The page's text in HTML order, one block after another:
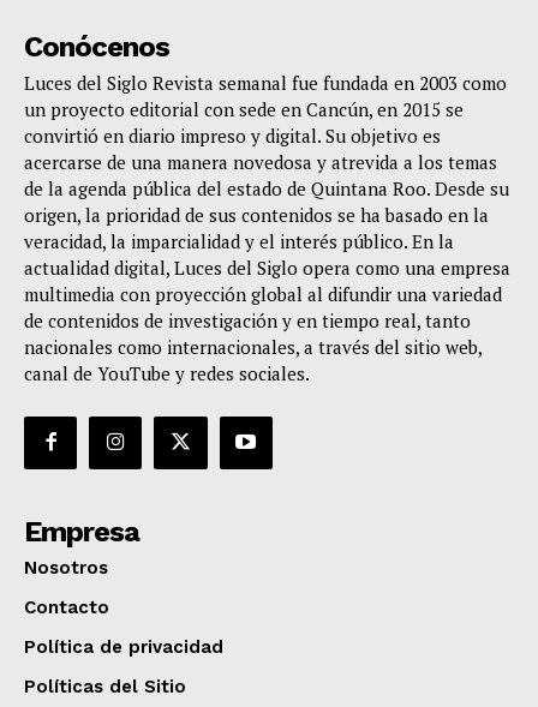
Conócenos
Luces del Siglo Revista semanal fue fundada en 2003 como
un proyecto editorial con sede en Cancún, en 2015 se
convirtió en diario impreso y digital. Su objetivo es
acercarse de una manera novedosa y atrevida a los temas
de la agenda pública del estado de Quintana Roo. Desde su
origen, la prioridad de sus contenidos se ha basado en la
veracidad, la imparcialidad y el interés público. En la
actualidad digital, Luces del Siglo opera como una empresa
multimedia con proyección global al difundir una variedad
de contenidos de investigación y en tiempo real, tanto
nacionales como internacionales, a través del sitio web,
canal de YouTube y redes sociales.
Empresa
Nosotros
Contacto
Política de privacidad
Políticas del Sitio